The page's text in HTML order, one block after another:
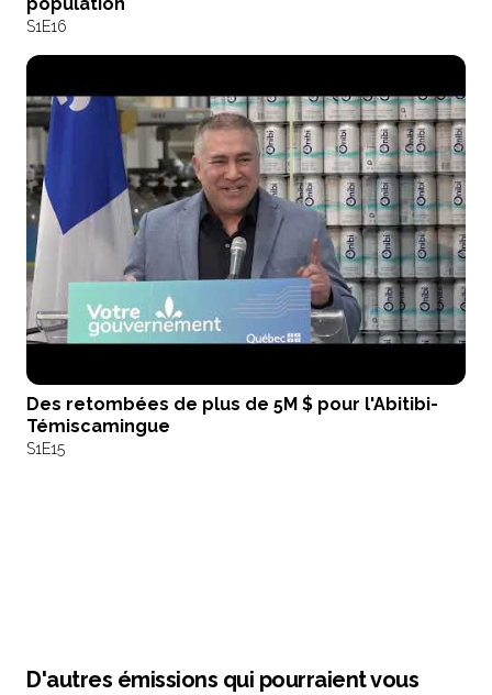
S1E16
Des retombées de plus de 5M $ pour l'Abitibi-
Témiscamingue
S1E15
D'autres émissions qui pourraient vous